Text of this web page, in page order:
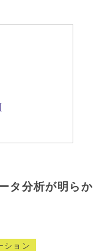
タ分析が明らか
ション